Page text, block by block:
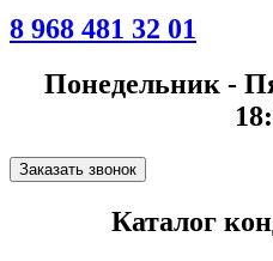
8 968 481 32 01
Понедельник -
Заказать звонок
Каталог